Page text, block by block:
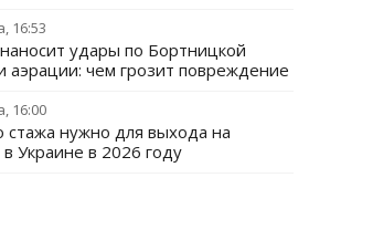
16:53
удары по Бортницкой
аэрации: чем грозит повреждение
16:00
стажа нужно для выхода на
Украине в 2026 году